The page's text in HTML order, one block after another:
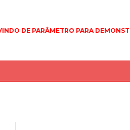
DE PARÂMETRO PARA